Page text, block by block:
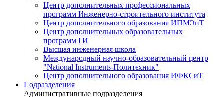
Центр дополнительных профессиональных
программ Инженерно-строительного института
Центр дополнительного образования ИПМЭиТ
Центр дополнительных образовательных
программ ГИ
Высшая инженерная школа
Международный научно-образовательный центр
"National Instruments-Политехник"
Центр дополнительного образования ИФКСиТ
Подразделения
Административные подразделения